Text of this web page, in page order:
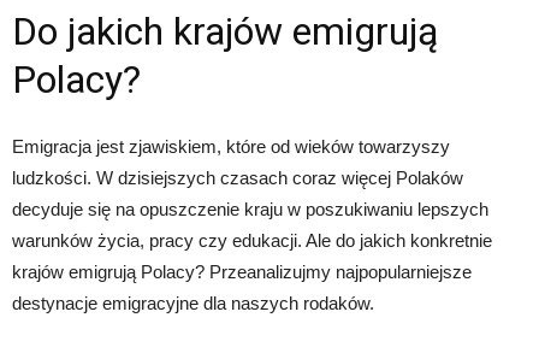
Do jakich krajów emigrują
Polacy?
Emigracja jest zjawiskiem, które od wieków towarzyszy
ludzkości. W dzisiejszych czasach coraz więcej Polaków
decyduje się na opuszczenie kraju w poszukiwaniu lepszych
warunków życia, pracy czy edukacji. Ale do jakich konkretnie
krajów emigrują Polacy? Przeanalizujmy najpopularniejsze
destynacje emigracyjne dla naszych rodaków.